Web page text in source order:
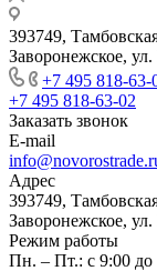
393749,
Заворонежское,
+7 495 818-63-
+7 495 818-63-02
Заказать звонок
E-mail
Адрес
393749,
Заворонежское,
Режим работы
Пн. – Пт.: с 9:00 до